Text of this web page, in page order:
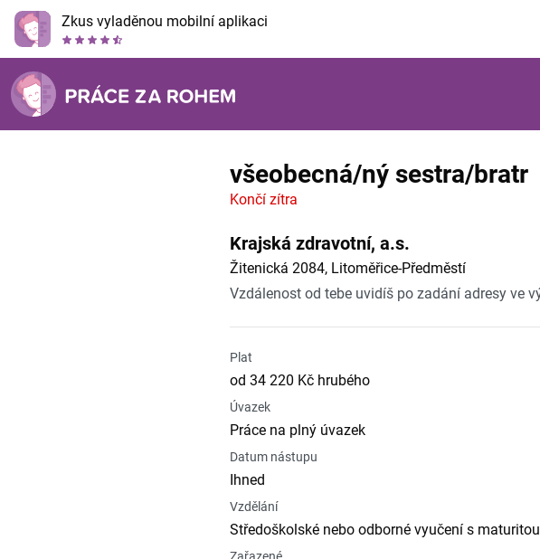
Zkus vyladěnou mobilní aplikaci
všeobecná/ný sestra/bratr
Končí zítra
Krajská zdravotní, a.s.
Žitenická 2084, Litoměřice-Předměstí
Vzdálenost od tebe uvidíš po zadání adresy ve
Plat
od 34 220 Kč hrubého
Úvazek
Práce na plný úvazek
Datum nástupu
Ihned
Vzdělání
Středoškolské nebo odborné vyučení s maturitou